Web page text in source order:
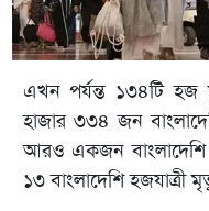
এখন পর্যন্ত ১৩৪টি হজ
হাজার ৩৩৪ জন
আরও একজন বাংলাদেশি
১৩ বাংলাদেশি হজযাত্রী